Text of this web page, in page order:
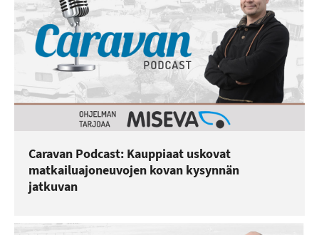
Caravan Podcast: Kauppiaat uskovat
matkailuajoneuvojen kovan kysynnän
jatkuvan